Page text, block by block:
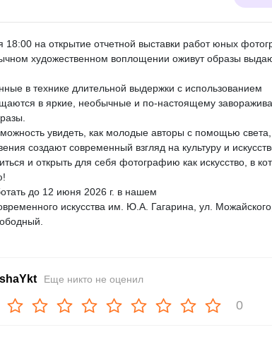
на открытие отчетной выставки работ юных
художественном воплощении оживут образы
в технике длительной выдержки с использованием
в яркие, необычные и по-настоящему
увидеть, как молодые авторы с помощью света,
создают современный взгляд на культуру и
и открыть для себя фотографию как искусство, в
до 12 июня 2026 г. в нашем
искусства им. Ю.А. Гагарина, ул.
Еще никто не оценил
0